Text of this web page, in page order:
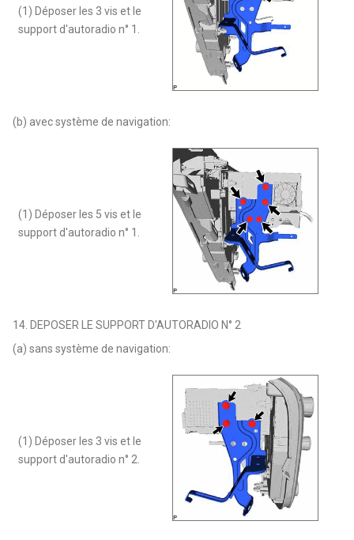
(1) Déposer les 3 vis et le
support d'autoradio n° 1.
(b) avec système de navigation:
(1) Déposer les 5 vis et le
support d'autoradio n° 1.
14. DEPOSER LE SUPPORT D'AUTORADIO N° 2
(a) sans système de navigation:
(1) Déposer les 3 vis et le
support d'autoradio n° 2.